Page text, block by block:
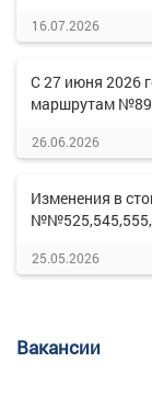
16.07.2026
С 27 июня 2026
маршрутам
26.06.2026
Изменения в
25.05.2026
Вакансии